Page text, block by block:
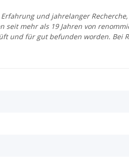
und jahrelanger
seit mehr als 19 Jahren von
und für gut befunden worden. Bei